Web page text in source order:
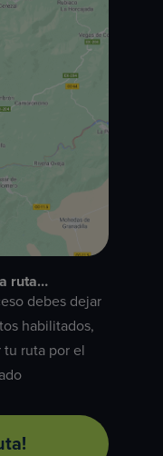
ruta…
debes dejar
habilitados,
tu ruta por el